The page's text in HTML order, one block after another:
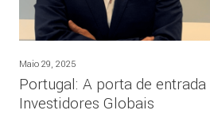
Maio 29, 2025
Portugal: A porta de
Investidores Globais